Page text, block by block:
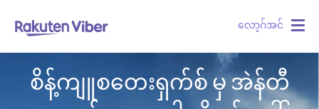
လော့ဂ်အင်
စိန့်ကျူစတေးရှက်စ် မှ အဲန်တီ